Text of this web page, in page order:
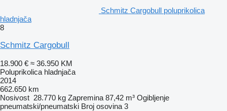
Schmitz Cargobull poluprikolica
hladnjača
8
Schmitz Cargobull
18.900 € ≈ 36.950 KM
Poluprikolica hladnjača
2014
662.650 km
Nosivost 28.770 kg Zapremina 87,42 m³ Ogibljenje
pneumatski/pneumatski Broj osovina 3